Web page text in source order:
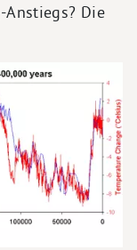
-Anstiegs? Die